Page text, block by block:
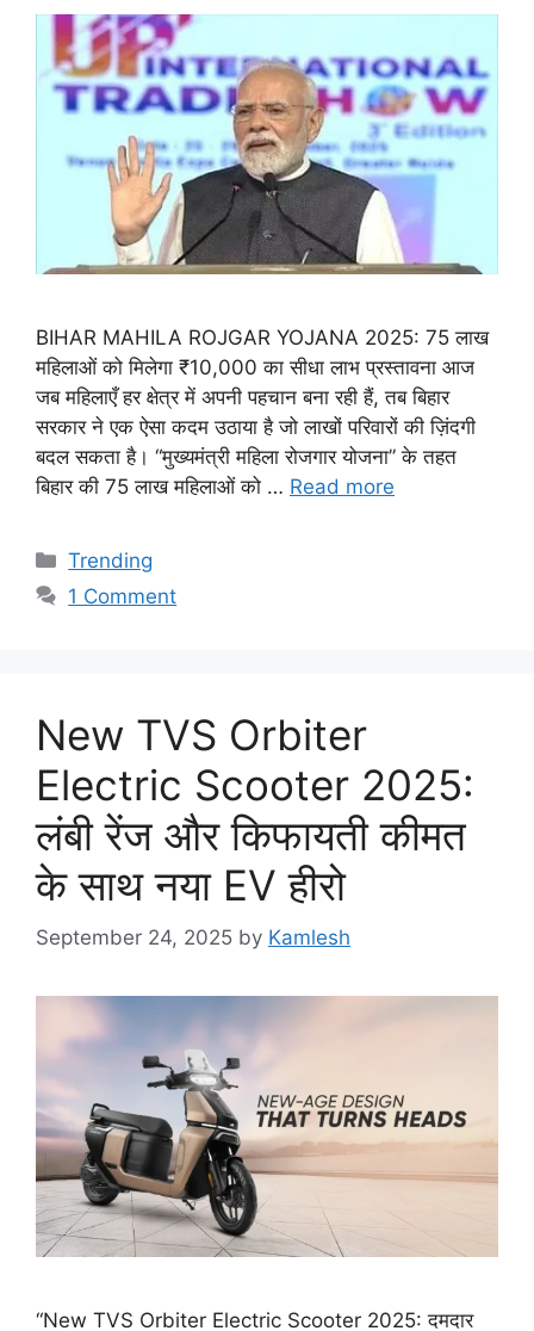
BIHAR MAHILA ROJGAR YOJANA 2025: 75 लाख
महिलाओं को मिलेगा ₹10,000 का सीधा लाभ प्रस्तावना आज
जब महिलाएँ हर क्षेत्र में अपनी पहचान बना रही हैं, तब बिहार
सरकार ने एक ऐसा कदम उठाया है जो लाखों परिवारों की ज़िंदगी
बदल सकता है। “मुख्यमंत्री महिला रोजगार योजना” के तहत
बिहार की 75 लाख महिलाओं को … Read more
Categories
Trending
1 Comment
New TVS Orbiter
Electric Scooter 2025:
लंबी रेंज और किफायती कीमत
के साथ नया EV हीरो
September 24, 2025 by Kamlesh
“New TVS Orbiter Electric Scooter 2025: दमदार